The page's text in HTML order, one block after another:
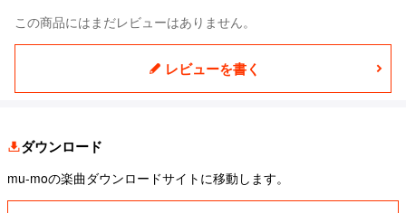
この商品にはまだレビューはありません。
レビューを書く
ダウンロード
mu-moの楽曲ダウンロードサイトに移動します。